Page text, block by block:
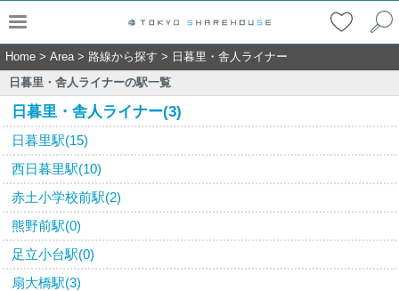
Home > Area> 路線から探す > 日暮里・舎人ライナー
日暮里・舎人ライナーの駅一覧
日暮里・舎人ライナー(3)
日暮里駅(15)
西日暮里駅(10)
赤土小学校前駅(2)
熊野前駅(0)
足立小台駅(0)
扇大橋駅(3)